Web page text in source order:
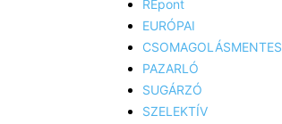
REpont
EURÓPAI
CSOMAGOLÁSMENTES
PAZARLÓ
SUGÁRZÓ
SZELEKTÍV